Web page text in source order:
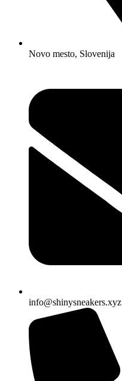
Novo mesto, Slovenija
info@shinysneakers.xyz